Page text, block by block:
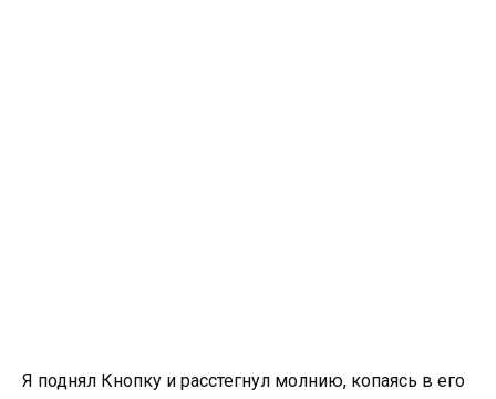
Я поднял Кнопку и расстегнул молнию, копаясь в его